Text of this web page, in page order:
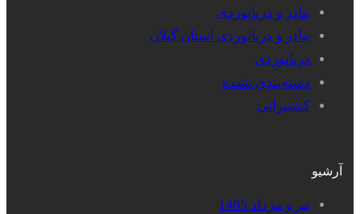
بنادر و دریانوردی
بنادر و دریانوردی استان گیلان
دریانوردی
دسته‌بندی نشده
کشتیرانی
آرشیو
تیر و مرداد 1405